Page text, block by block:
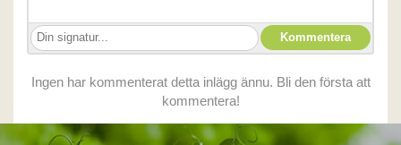
Ingen har kommenterat detta inlägg ännu. Bli den första att
kommentera!